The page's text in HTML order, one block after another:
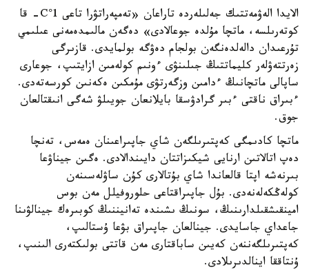
الايدا الەۋمەتتىك جەلىلەردە تاراعان «تەمپەراتۋرا تاعى 1°C- قا
كوتەرىلسە، ماتچا مۇلدە جوعالادى» دەگەن مالىمدەمەنى عىلىمي
تۇرعىدان دالەلدەنگەن بولجام دەۋگە بولمايدى. قازىرگى
زەرتتەۋلەر كليماتتىڭ جىلىنۋى ءونىم كولەمىن ازايتىپ، جوعارى
ساپالى ماتچانىڭ ءدامىن وزگەرتۋى مۇمكىن ەكەنىن كورسەتەدى.
ءبىراق ناقتى ءبىر گرادۋسقا بايلانعان جويىلۋ شەگى انىقتالعان
جوق.
ماتچا كادىمگى كەپتىرىلگەن شاي جاپىراعىنان ەمەس، تەنچا
دەپ اتالاتىن ارنايى شيكىزاتتان دايىندالادى. ەگىن جيناۋعا
بىرنەشە اپتا قالعاندا شاي بۇتالارى كۇن ساۋلەسىنەن
كولەڭكەلەنەدى. بۇل جاپىراقتاعى حلوروفيلل مەن بوس
امينقىشقىلدارىنىڭ، سونىڭ ىشىندە تەانيننىڭ كوبىرەك جينالۋىنا
جاعداي جاسايدى. جينالعان جاپىراق بۋعا ۇستالىپ،
كەپتىرىلگەننەن كەيىن ساباقتارى مەن قاتتى بولىكتەرى الىنىپ،
ۇنتاققا اينالدىرىلادى.